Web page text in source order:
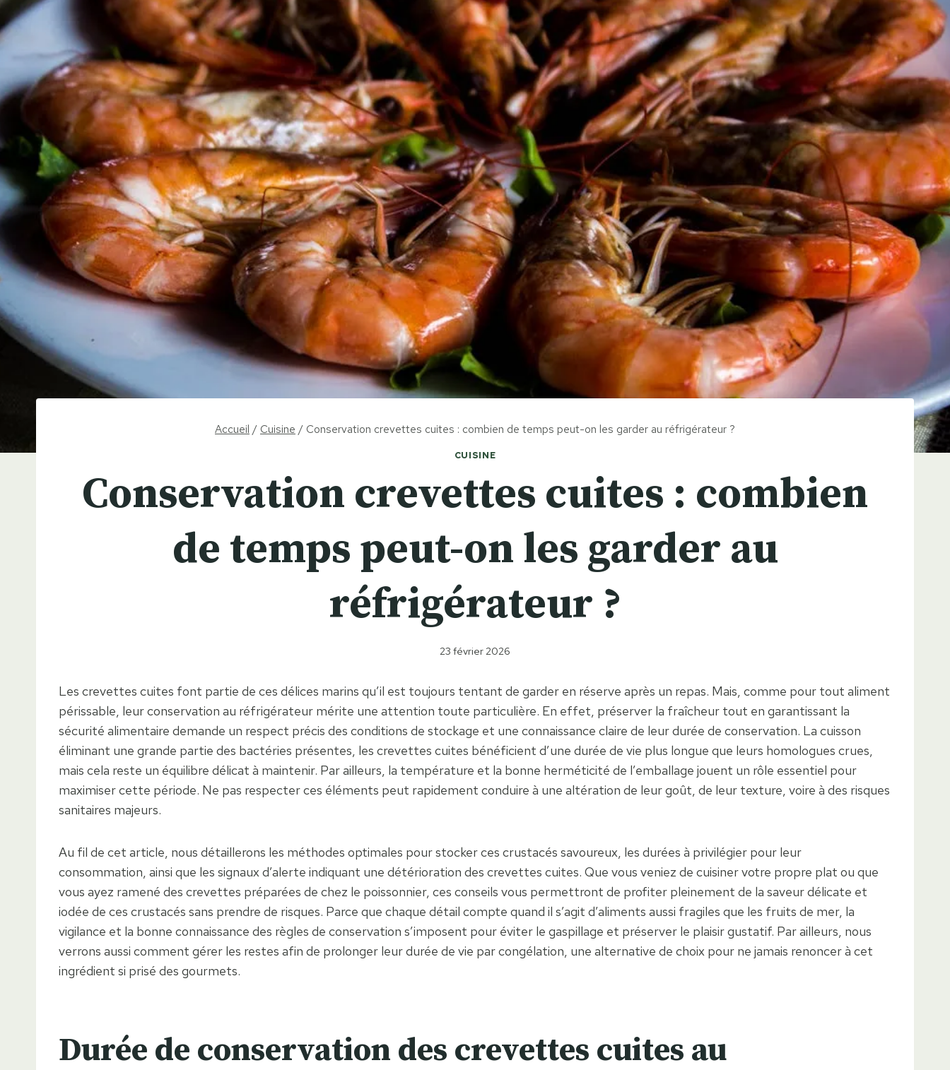
Accueil / Cuisine / Conservation crevettes cuites : combien de temps peut-on les garder au réfrigérateur ?
CUISINE
Conservation crevettes cuites : combien
de temps peut-on les garder au
réfrigérateur ?
23 février 2026
Les crevettes cuites font partie de ces délices marins qu’il est toujours tentant de garder en réserve après un repas. Mais, comme pour tout aliment
périssable, leur conservation au réfrigérateur mérite une attention toute particulière. En effet, préserver la fraîcheur tout en garantissant la
sécurité alimentaire demande un respect précis des conditions de stockage et une connaissance claire de leur durée de conservation. La cuisson
éliminant une grande partie des bactéries présentes, les crevettes cuites bénéficient d’une durée de vie plus longue que leurs homologues crues,
mais cela reste un équilibre délicat à maintenir. Par ailleurs, la température et la bonne herméticité de l’emballage jouent un rôle essentiel pour
maximiser cette période. Ne pas respecter ces éléments peut rapidement conduire à une altération de leur goût, de leur texture, voire à des risques
sanitaires majeurs.
Au fil de cet article, nous détaillerons les méthodes optimales pour stocker ces crustacés savoureux, les durées à privilégier pour leur
consommation, ainsi que les signaux d’alerte indiquant une détérioration des crevettes cuites. Que vous veniez de cuisiner votre propre plat ou que
vous ayez ramené des crevettes préparées de chez le poissonnier, ces conseils vous permettront de profiter pleinement de la saveur délicate et
iodée de ces crustacés sans prendre de risques. Parce que chaque détail compte quand il s’agit d’aliments aussi fragiles que les fruits de mer, la
vigilance et la bonne connaissance des règles de conservation s’imposent pour éviter le gaspillage et préserver le plaisir gustatif. Par ailleurs, nous
verrons aussi comment gérer les restes afin de prolonger leur durée de vie par congélation, une alternative de choix pour ne jamais renoncer à cet
ingrédient si prisé des gourmets.
Durée de conservation des crevettes cuites au